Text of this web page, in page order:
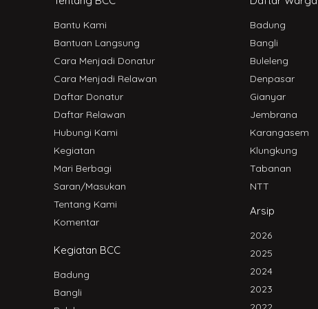
Bantu Kami
Bantuan Langsung
Cara Menjadi Donatur
Cara Menjadi Relawan
Daftar Donatur
Daftar Relawan
Hubungi Kami
Kegiatan
Mari Berbagi
Saran/Masukan
Tentang Kami
Komentar
Kegiatan BCC
Badung
Bangli
Badung
Bangli
Buleleng
Denpasar
Gianyar
Jembrana
Karangasem
Klungkung
Tabanan
NTT
Arsip
2026
2025
2024
2023